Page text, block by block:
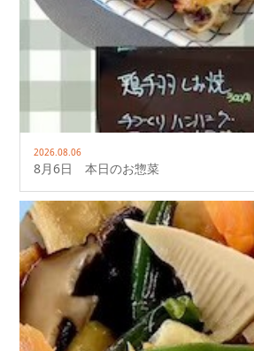
2026.08.06
8月6日 本日のお惣菜